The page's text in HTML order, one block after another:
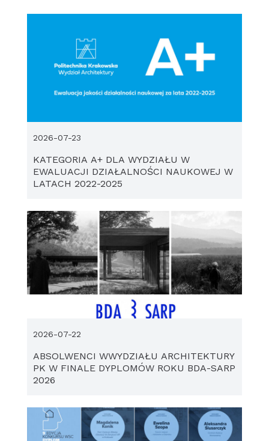
KATEGORIA A+ DLA WYDZIAŁU W
EWALUACJI DZIAŁALNOŚCI NAUKOWEJ W
LATACH 2022-2025
2026-07-23
ABSOLWENCI WWYDZIAŁU ARCHITEKTURY
PK W FINALE DYPLOMÓW ROKU BDA-SARP
2026
2026-07-22